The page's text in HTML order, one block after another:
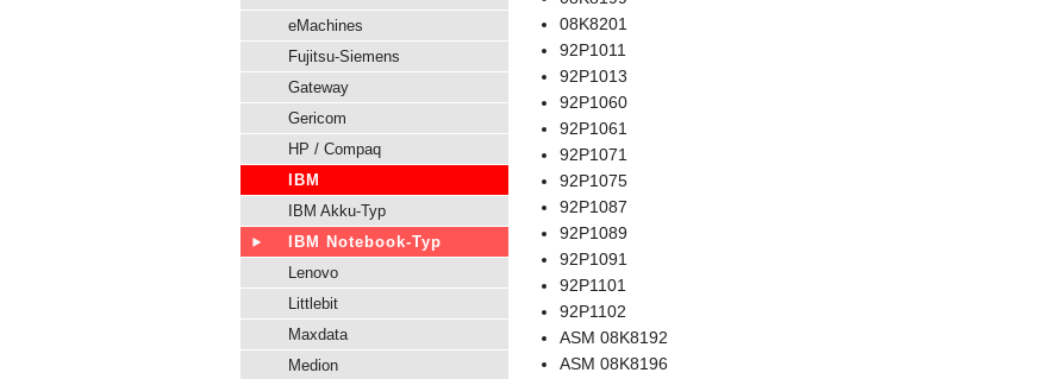
eMachines
Fujitsu-Siemens
Gateway
Gericom
HP / Compaq
IBM
IBM Akku-Typ
IBM Notebook-Typ
Lenovo
Littlebit
Maxdata
Medion
08K8201
92P1011
92P1013
92P1060
92P1061
92P1071
92P1075
92P1087
92P1089
92P1091
92P1101
92P1102
ASM 08K8192
ASM 08K8196